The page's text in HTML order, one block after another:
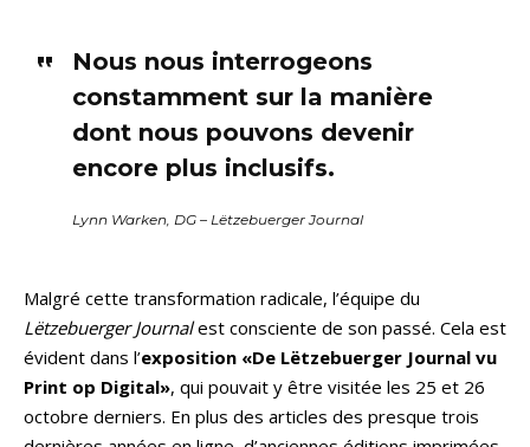
Nous nous interrogeons
constamment sur la manière
dont nous pouvons devenir
encore plus inclusifs.
Lynn Warken, DG – Lëtzebuerger Journal
Malgré cette transformation radicale, l’équipe du
Lëtzebuerger Journalest consciente de son passé. Cela est
évident dans l’exposition «De Lëtzebuerger Journal vu
Print op Digital», qui pouvait y être visitée les 25 et 26
octobre derniers. En plus des articles des presque trois